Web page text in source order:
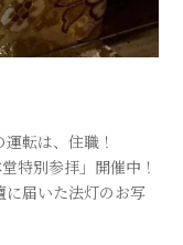
転は、住職！
特別参拝」開催中！
に届いた法灯のお写
ざいます。